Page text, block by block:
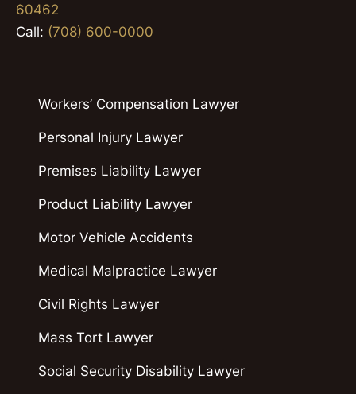
60462
Call: (708) 600-0000
Workers’ Compensation Lawyer
Personal Injury Lawyer
Premises Liability Lawyer
Product Liability Lawyer
Motor Vehicle Accidents
Medical Malpractice Lawyer
Civil Rights Lawyer
Mass Tort Lawyer
Social Security Disability Lawyer